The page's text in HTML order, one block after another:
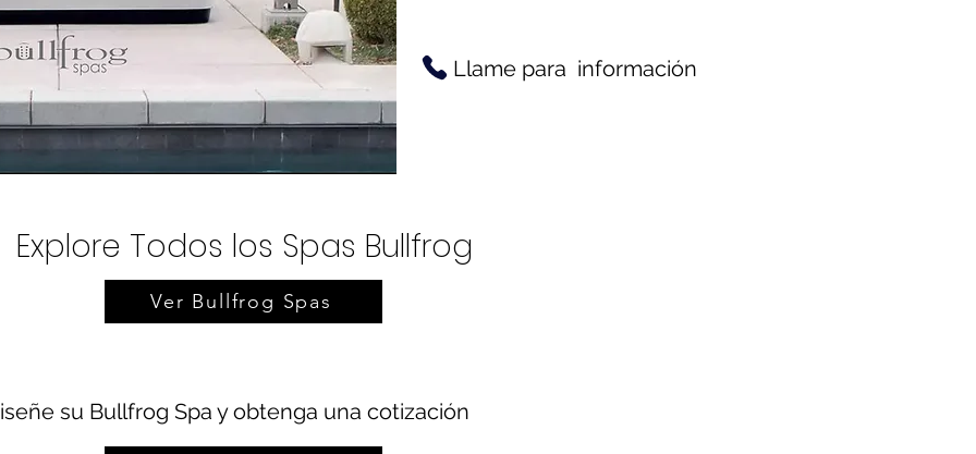
Llame para información
Explore Todos los Spas Bullfrog
Ver Bullfrog Spas
su Bullfrog Spa y obtenga una cotización